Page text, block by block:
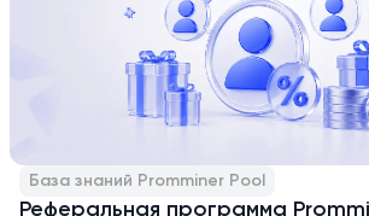
База знаний Promminer Pool
Реферальная программа